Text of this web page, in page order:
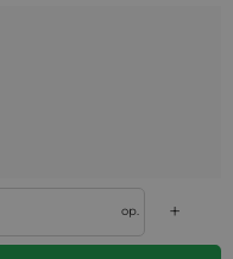
op. +